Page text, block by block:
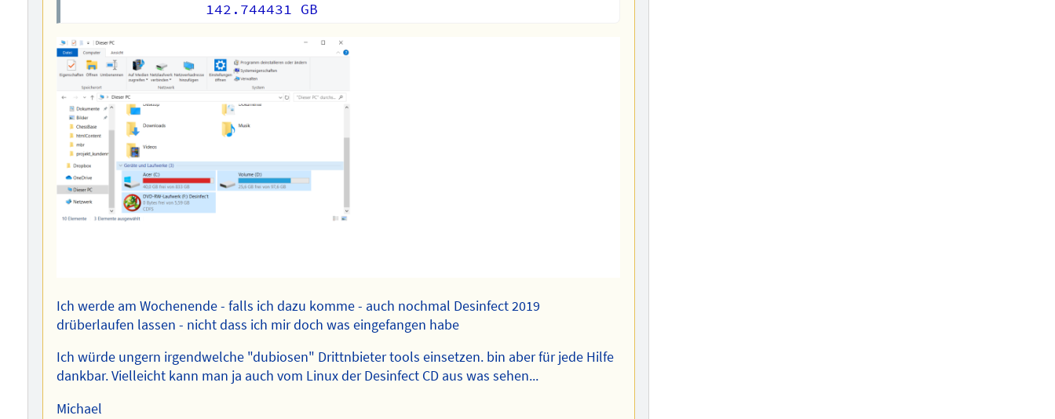
Ich werde am Wochenende - falls ich dazu komme - auch nochmal Desinfect 2019
drüberlaufen lassen - nicht dass ich mir doch was eingefangen habe
Ich würde ungern irgendwelche "dubiosen" Drittnbieter tools einsetzen. bin aber für jede Hilfe
dankbar. Vielleicht kann man ja auch vom Linux der Desinfect CD aus was sehen...
Michael